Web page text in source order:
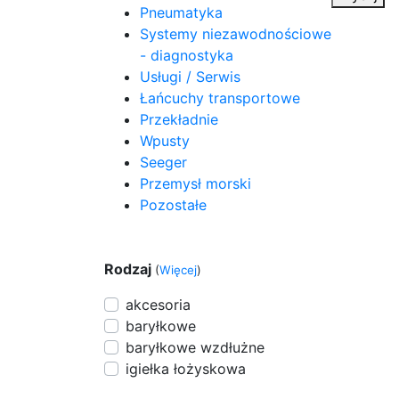
Pneumatyka
Systemy niezawodnościowe
- diagnostyka
Usługi / Serwis
Łańcuchy transportowe
Przekładnie
Wpusty
Seeger
Przemysł morski
Pozostałe
Rodzaj (Więcej)
akcesoria
baryłkowe
baryłkowe wzdłużne
igiełka łożyskowa